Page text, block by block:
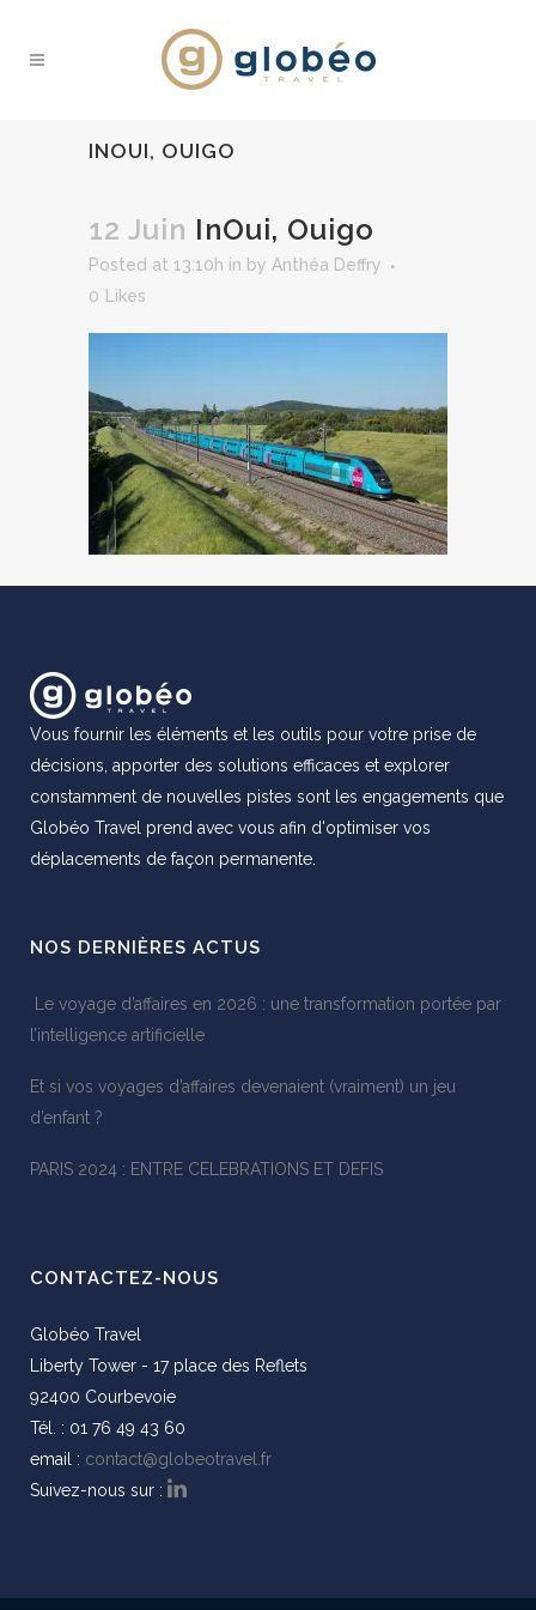
INOUI, OUIGO
12 Juin InOui, Ouigo
Posted at 13:10h in by Anthéa Deffry
0
Likes
Vous fournir les éléments et les outils pour votre prise de
décisions, apporter des solutions efficaces et explorer
constamment de nouvelles pistes sont les engagements que
Globéo Travel prend avec vous afin d'optimiser vos
déplacements de façon permanente.
NOS DERNIÈRES ACTUS
Le voyage d’affaires en 2026 : une transformation portée par
l’intelligence artificielle
Et si vos voyages d’affaires devenaient (vraiment) un jeu
d’enfant ?
PARIS 2024 : ENTRE CELEBRATIONS ET DEFIS
CONTACTEZ-NOUS
Globéo Travel
Liberty Tower - 17 place des Reflets
92400 Courbevoie
Tél. : 01 76 49 43 60
email : contact@globeotravel.fr
Suivez-nous sur :